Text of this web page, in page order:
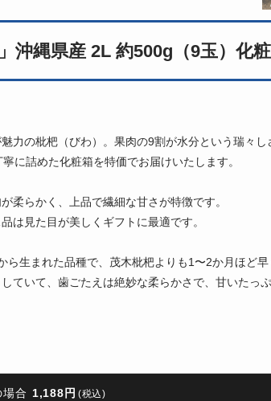
沖縄県産 2L 約500g（9玉）化
力の枇杷（びわ）。果肉の9割が水分という瑞々し
に詰めた化粧箱を特価でお届けいたします。
柔らかく、上品で繊細な甘さが特徴です。
は見た目が美しくギフトに最適です。
ら生まれた品種で、茂木枇杷よりも1〜2か月ほど早
ていて、歯ごたえは絶妙な柔らかさで、甘いたっ
合 1,188円 (税込)